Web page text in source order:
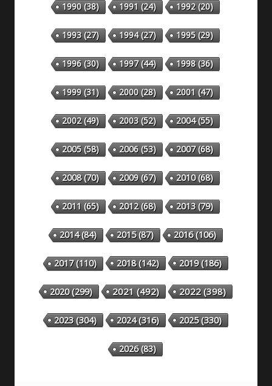
1990(38) 1991 (24) 1992(20)
1993(27) 1994(27) 1995(29)
1996(30) 1997(44) 1998(36)
1999(31) 2000(28) 2001 (47)
2002(49) 2003(52) 2004(55)
2005(58) 2006(53) 2007(68)
2008(70) 2009(67) 2010(68)
2011 (65) 2012(68) 2013(79)
2014(84) 2015(87) 2016(106)
2017(110) 2018(142) 2019(186)
2020(299) 2021(492) 2022(398)
2023(304) 2024(316) 2025(330)
2026(83)